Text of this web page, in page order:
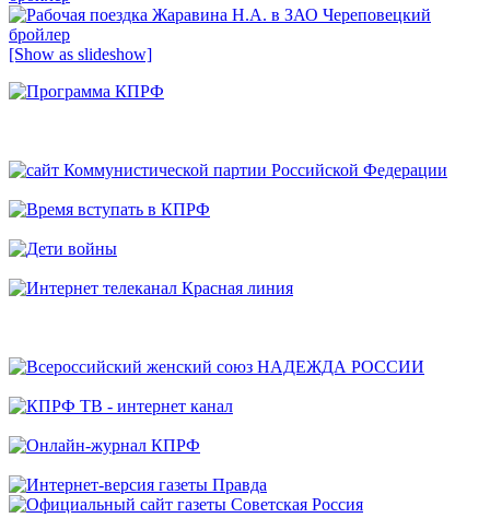
[Show as slideshow]